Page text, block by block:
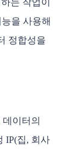
는 작업이
능을 사용해
정합성을
이터의
IP(집, 회사